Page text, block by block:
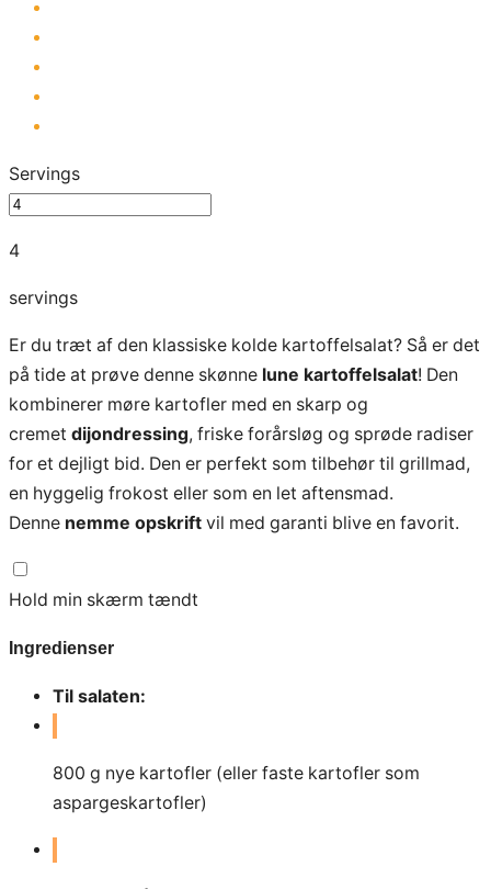
Servings
4
servings
Er du træt af den klassiske kolde kartoffelsalat? Så er det
på tide at prøve denne skønne lune kartoffelsalat! Den
kombinerer møre kartofler med en skarp og
cremet dijondressing, friske forårsløg og sprøde radiser
for et dejligt bid. Den er perfekt som tilbehør til grillmad,
en hyggelig frokost eller som en let aftensmad.
Denne nemme opskrift vil med garanti blive en favorit.
Hold min skærm tændt
Ingredienser
Til salaten:
800 g nye kartofler (eller faste kartofler som
aspargeskartofler)